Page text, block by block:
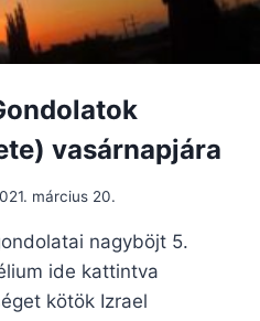
vasárnapjára
március 20.
nagyböjt 5.
ide kattintva
kötök Izrael